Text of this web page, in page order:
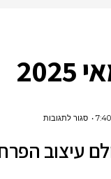
7:40 סגור לתגובותעל
חדשות
עיצוב